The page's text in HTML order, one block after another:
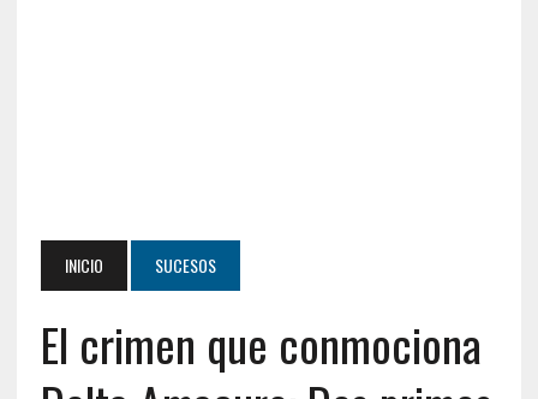
INICIO SUCESOS
El crimen que conmociona